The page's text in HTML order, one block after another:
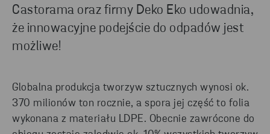
Castorama oraz firmy Deko Eko udowadnia,
że innowacyjne podejście do odpadów jest
możliwe!
Globalna produkcja tworzyw sztucznych wynosi ok.
370 milionów ton rocznie, a spora jej część to folia
wykonana z materiału LDPE. Obecnie zawrócone do